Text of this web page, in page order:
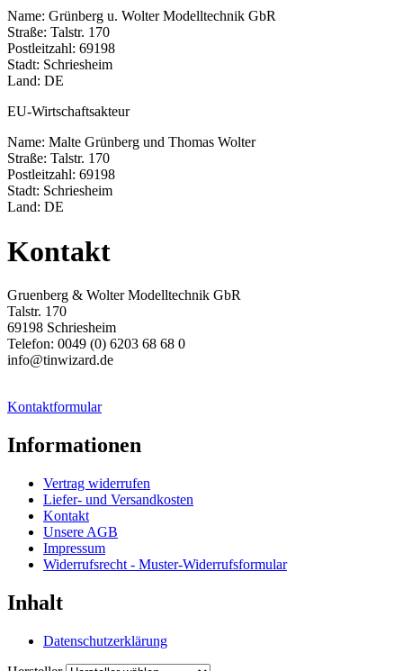
Name: Grünberg u. Wolter Modelltechnik GbR
Straße: Talstr. 170
Postleitzahl: 69198
Stadt: Schriesheim
Land: DE
EU-Wirtschaftsakteur
Name: Malte Grünberg und Thomas Wolter
Straße: Talstr. 170
Postleitzahl: 69198
Stadt: Schriesheim
Land: DE
Kontakt
Gruenberg & Wolter Modelltechnik GbR
Talstr. 170
69198 Schriesheim
Telefon: 0049 (0) 6203 68 68 0
info@tinwizard.de
Kontaktformular
Informationen
Vertrag widerrufen
Liefer- und Versandkosten
Kontakt
Unsere AGB
Impressum
Widerrufsrecht - Muster-Widerrufsformular
Inhalt
Datenschutzerklärung